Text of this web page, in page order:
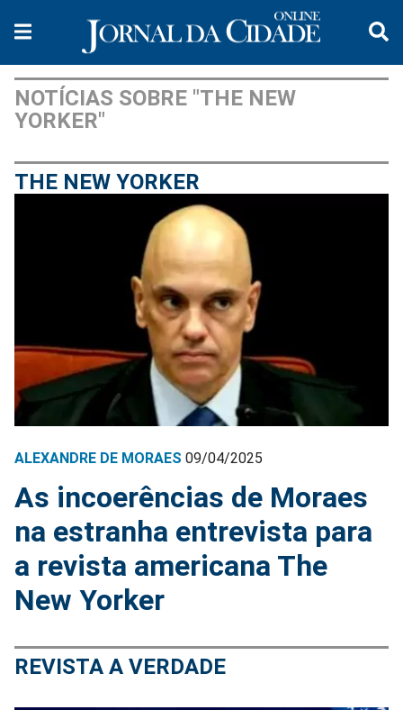
NOTÍCIAS SOBRE "THE NEW
YORKER"
THE NEW YORKER
ALEXANDRE DE MORAES 09/04/2025
As incoerências de Moraes
na estranha entrevista para
a revista americana The
New Yorker
REVISTA A VERDADE